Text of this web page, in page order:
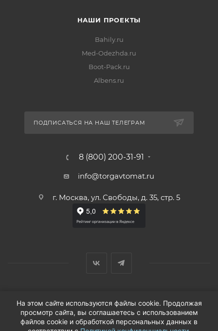
НАШИ ПРОЕКТЫ
Bahily.ru
Med-Odezhda.ru
Boot-Pack.ru
Albens.ru
ПОДПИСАТЬСЯ НА НАШ ТЕЛЕГРАМ
8 (800) 200-31-91
info@torgavtomat.ru
г. Москва, ул. Свободы, д. 35, стр. 5
© ООО «Вендорс», 1999-2026 г.
На этом сайте используются файлы cookie. Продолжая
просмотр сайта, вы соглашаетесь с использованием
файлов cookie и обработкой персональных данных в